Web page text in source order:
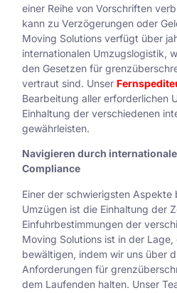
einer Reihe von Vorschriften
kann zu Verzögerungen oder
Moving Solutions verfügt über
internationalen Umzugslogistik,
den Gesetzen für
vertraut sind. Unser
Bearbeitung aller erforderlichen
Einhaltung der verschiedenen
gewährleisten.
Navigieren durch
Compliance
Einer der schwierigsten Aspekte
Umzügen ist die Einhaltung der
Einfuhrbestimmungen der
Moving Solutions ist in der
bewältigen, indem wir uns über
Anforderungen für
dem Laufenden halten. Unser